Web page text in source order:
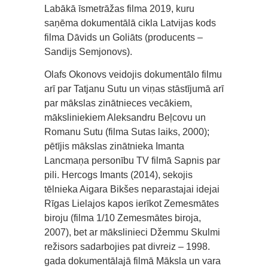
Labākā īsmetrāžas filma 2019, kuru
saņēma dokumentālā cikla Latvijas kods
filma Dāvids un Goliāts (producents –
Sandijs Semjonovs).
Olafs Okonovs veidojis dokumentālo filmu
arī par Tatjanu Sutu un viņas stāstījumā arī
par mākslas zinātnieces vecākiem,
māksliniekiem Aleksandru Beļcovu un
Romanu Sutu (filma Sutas laiks, 2000);
pētījis mākslas zinātnieka Imanta
Lancmaņa personību TV filmā Sapnis par
pili. Hercogs Imants (2014), sekojis
tēlnieka Aigara Bikšes neparastajai idejai
Rīgas Lielajos kapos ierīkot Zemesmātes
biroju (filma 1/10 Zemesmātes biroja,
2007), bet ar mākslinieci Džemmu Skulmi
režisors sadarbojies pat divreiz – 1998.
gada dokumentālajā filmā Māksla un vara